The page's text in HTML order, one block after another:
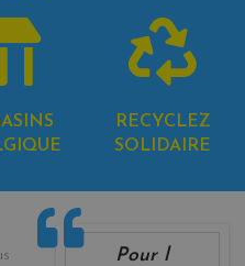
RECYCLEZ
SOLIDAIRE
Pour l